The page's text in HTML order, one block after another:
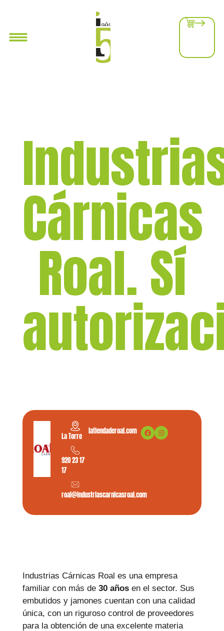
Cárnicas
Roal. Sí
La Torre
920 23 17
17
roal@industriascarnicasroal.com
latiendaderoal.com
Industrias Cárnicas Roal es una empresa
familiar con más de30 añosen el sector. Sus
embutidos y jamones cuentan con una calidad
única, con un riguroso control de proveedores
para la obtención de una excelente materia